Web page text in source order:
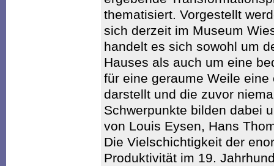
thematisiert. Vorgestellt
sich derzeit im Museum
handelt es sich sowohl um
Hauses als auch um eine
für eine geraume Weile
darstellt und die zuvor
Schwerpunkte bilden dabei
von Louis Eysen, Hans
Die Vielschichtigkeit der
Produktivität im 19.